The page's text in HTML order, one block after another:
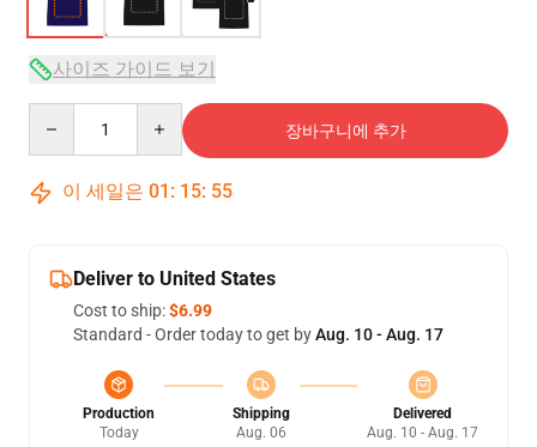
사이즈 가이드 보기
장바구니에 추가
이 세일은 01 : 15: 54
Deliver to United States
Cost to ship:$6.99
Standard - Order today to get byAug. 10 - Aug. 17
Production
Today
Shipping
Aug. 06
Delivered
Aug. 10 - Aug. 17